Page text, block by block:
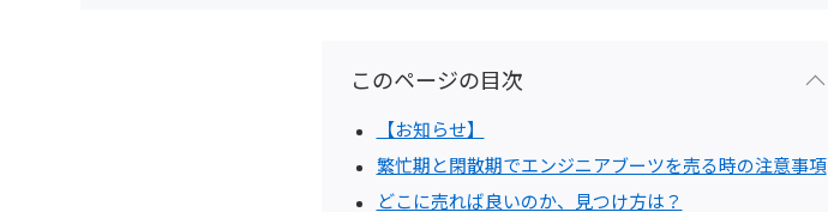
このページの目次
【お知らせ】
繁忙期と閑散期でエンジニアブーツを売る時の注意事項
どこに売れば良いのか、見つけ方は？